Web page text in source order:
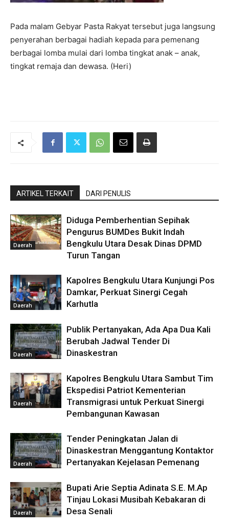
Pada malam Gebyar Pasta Rakyat tersebut juga langsung
penyerahan berbagai hadiah kepada para pemenang
berbagai lomba mulai dari lomba tingkat anak – anak,
tingkat remaja dan dewasa. (Heri)
ARTIKEL TERKAIT DARI PENULIS
Daerah
Diduga Pemberhentian Sepihak
Pengurus BUMDes Bukit Indah
Bengkulu Utara Desak Dinas DPMD
Turun Tangan
Daerah
Kapolres Bengkulu Utara Kunjungi Pos
Damkar, Perkuat Sinergi Cegah
Karhutla
Daerah
Publik Pertanyakan, Ada Apa Dua Kali
Berubah Jadwal Tender Di
Dinaskestran
Daerah
Kapolres Bengkulu Utara Sambut Tim
Ekspedisi Patriot Kementerian
Transmigrasi untuk Perkuat Sinergi
Pembangunan Kawasan
Daerah
Tender Peningkatan Jalan di
Dinaskestran Menggantung Kontaktor
Pertanyakan Kejelasan Pemenang
Daerah
Bupati Arie Septia Adinata S.E. M.Ap
Tinjau Lokasi Musibah Kebakaran di
Desa Senali